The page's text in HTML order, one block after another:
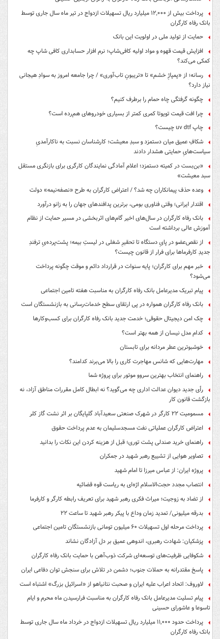
پرداخت بیش از ۱۲,۰۰۰ میلیارد ریال تسهیلات ازدواج در تیر ماه سال جاری توسط
بانک رفاه کارگران
حمایت از تولید ملی در اولویت این بانک
افزایش قیمت قهوه و مواد اولیه کافی‌شاپ؛ نرم افزار حسابداری کافی شاپ چه
کمکی می‌کند؟
رسانه؛ از «پمپاژِ خشم» تا «تریبونِ تاب‌آوری» / چرا جامعه امروز به سوادِ هیجانی
نیاز دارد؟
چگونه گرفتگی چاه حمام را برطرف کنیم؟
چرا افت قیمت تویوتا کمری کمتر از بسیاری خودروهای هم‌رده است؟
چاپ uv dtf چیست؟
شکافِ عمیق میان دستمزد و سبدِ معیشت؛ کارشناسان نسبت به ناکارآمدیِ
سیاست‌هایِ حمایتی هشدار دادند
«بن‌بست در کمیته دستمزد؛ اعلام آمادگی نمایندگان کارگری برای بازنگری مستقل
سبد معیشت»
وعده حذف پیمانکاران چه شد؟ / اعتراض کارگران به طرح «نصفه‌نیمه» دولت
اقتدار ایرانی؛ وقتی فناوری بومی، برترین پدافندهای جهان را به زانو درآورد
بانک رفاه کارگران در سال‌های اخیر گام‌های اثربخشی در مسیر حمایت از نظام
آموزش عالی برداشته است
از نقص‌عضو در پایِ دستگاه تا تحقیرِ شغلی در لیستِ بیمه؛ پشت‌پرده‌یِ ترفندِ
جدیدِ کارفرماها برای فرار از قانون چیست؟
خبر مهم برای کارگران؛ پایه سنوات در قرارداد دائم و موقت چگونه پرداخت
می‌شود؟
پیام تبریک مدیرعامل بانک رفاه کارگران به مناسبت هفته تامین اجتماعی
بانک رفاه کارگران همواره در پی ارتقای سطح خدمات‌رسانی به بازنشستگان است
چک امن دیجیتال حقوقی؛ خدمت جدید بانک رفاه کارگران برای کسب‌وکارها
کدام مدل نیسان از همه بهتر است؟
خوشبوترین عطر مردانه برای تابستان
مهارت‌هایی که شانس مهاجرت کاری را بالا می‌برند کدامند؟
راهنمای انتخاب بهترین سروو موتور برای پروژه شما
رأی جدید دیوان عدالت اداری چه می‌گوید؟ نه ابطال کامل مقررات مناطق آزاد، نه
بازگشت قانون کار
مسمومیت ۲۲ کارگر در شهرک صنعتی سعیدآباد گلپایگان بر اثر نشت گاز کلر
اعتراض کارگران عملیاتی نفت مسجدسلیمان به عدم پرداخت حقوق
راهنمای خرید صندلی پشت توری؛ قبل از هزینه کردن این نکات را بدانید
تصاویر هوایی از تشییع رهبر شهید در جمکران
پروژه ایران: از عباس میرزا تا امام شهید
انتصاب مجدد حجت‌الاسلام اژه‌ای به ریاست قوه‌ قضائیه
از تضاد به زوجیت؛ میراث فکری رهبر شهید برای تعریف رابطه کارگر و کارفرما
بدرقه میلیونی/ تمدید زمان وداع با پیکر رهبر شهید تا ساعت ۲۲
پرداخت مرحله اول تسهیلات ۶۰ میلیون تومانی بازنشستگان تامین اجتماعی
پزشکیان: شهادت رهبری، اندوهی عمیق بر دل آزادگان نشاند
شکوفایی ظرفیت‌های توسعه‌ای شرکت ذوب‌آهن با حمایت‌ بانک رفاه کارگران
پاسخ مقتدرانه به حملات جنوب؛ دشمن در تلاش برای سنجش توان دفاعی ایران
لاوروف: اتحاد اعراب علیه ایران و صحبت نتانیاهو از «اسرائیل بزرگ» اشتباه است
پیام تسلیت مدیرعامل بانک رفاه کارگران به مناسبت فرارسیدن ماه محرم و ایام
تاسوعا و عاشورای حسینی
پرداخت حدود ۱۱,۰۰۰ میلیارد ریال تسهیلات ازدواج در خرداد ماه سال جاری توسط
بانک رفاه کارگران